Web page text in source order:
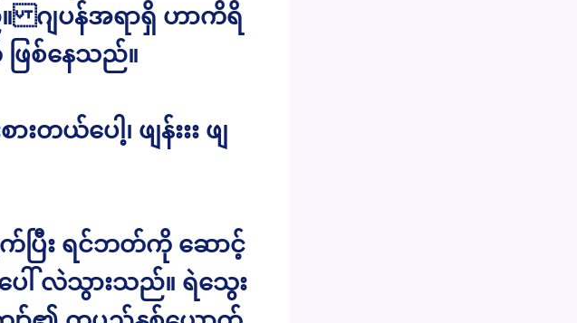
ဂျပန်အရာရှိ ဟာကိရိ
ြစ်နေသည်။
ယ်ပေါ့၊ ဖျန်းးး ဖျ
က်ပြီး ရင်ဘတ်ကို ဆောင့်
ါ် လဲသွားသည်။ ရဲသွေး